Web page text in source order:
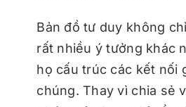
Bản đồ tư duy không
rất nhiều ý tưởng khác
họ cấu trúc các kết nối
chúng. Thay vì chia sẻ